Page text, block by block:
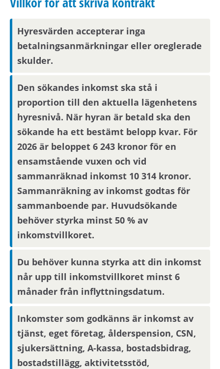
Skatteverket här.
Observera att om inflyttningsdatumet infaller på
en helgdag eller en röd dag sker inflyttning
nästkommande vardag.
Om din anställning inte är i Stockholmsområdet
behöver du visa att din arbetsplats ligger inom
pendlingsavstånd från bostaden.
Visningsinformation
Bostaden kommer inte att visas. Det betyder att
du behöver ta ställning till om du vill flytta in i
bostaden endast utifrån informationen i
annonsen. För bostadssökanden med längst
kötid efter avslutad svarsperiod blir
intresseanmälan bindande, övriga
bostadssökande kan avanmäla sitt intresse.
Boendereferenser
Om du blir aktuell för bostaden behöver du
kontakta din nuvarande hyresvärd och
godkänna att denne lämnar ut
boendereferenser om dig till den nya
hyresvärden.
Hyresvärden accepterar inga
betalningsanmärkningar eller oreglerade
skulder.
Den sökandes inkomst ska stå i
proportion till den aktuella lägenhetens
hyresnivå. När hyran är betald ska den
sökande ha ett bestämt belopp kvar. För
2026 är beloppet 6 243 kronor för en
ensamstående vuxen och vid
sammanräknad inkomst 10 314 kronor.
Sammanräkning av inkomst godtas för
sammanboende par. Huvudsökande
behöver styrka minst 50 % av
inkomstvillkoret.
Du behöver kunna styrka att din inkomst
når upp till inkomstvillkoret minst 6
månader från inflyttningsdatum.
Inkomster som godkänns är inkomst av
tjänst, eget företag, ålderspension, CSN,
sjukersättning, A-kassa, bostadsbidrag,
bostadstillägg, aktivitetsstöd,